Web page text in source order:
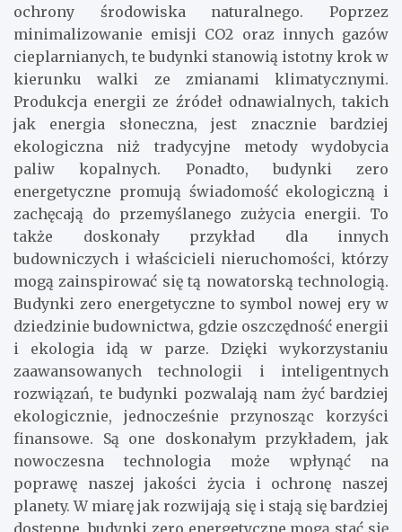
ochrony środowiska naturalnego. Poprzez
minimalizowanie emisji CO2 oraz innych gazów
cieplarnianych, te budynki stanowią istotny krok w
kierunku walki ze zmianami klimatycznymi.
Produkcja energii ze źródeł odnawialnych, takich
jak energia słoneczna, jest znacznie bardziej
ekologiczna niż tradycyjne metody wydobycia
paliw kopalnych. Ponadto, budynki zero
energetyczne promują świadomość ekologiczną i
zachęcają do przemyślanego zużycia energii. To
także doskonały przykład dla innych
budowniczych i właścicieli nieruchomości, którzy
mogą zainspirować się tą nowatorską technologią.
Budynki zero energetyczne to symbol nowej ery w
dziedzinie budownictwa, gdzie oszczędność energii
i ekologia idą w parze. Dzięki wykorzystaniu
zaawansowanych technologii i inteligentnych
rozwiązań, te budynki pozwalają nam żyć bardziej
ekologicznie, jednocześnie przynosząc korzyści
finansowe. Są one doskonałym przykładem, jak
nowoczesna technologia może wpłynąć na
poprawę naszej jakości życia i ochronę naszej
planety. W miarę jak rozwijają się i stają się bardziej